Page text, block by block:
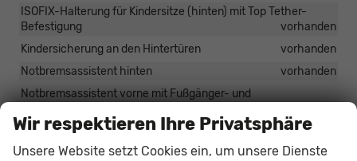
ISOFIX-Halterung für Kindersitze (hinten) mit Top Tether-
Befestigung
vorhanden
Kindersicherung an den Hintertüren
vorhanden
Notbremsassistent hinten
vorhanden
Notbremsassistent vorne mit Fußgänger- und
Notruf- und Pannenrufsystem (e-Call)
vorhanden
Rear Cross Traffic Alert
vorhanden
Wir respektieren Ihre Privatsphäre
Unsere Website setzt Cookies ein, um unsere Dienste